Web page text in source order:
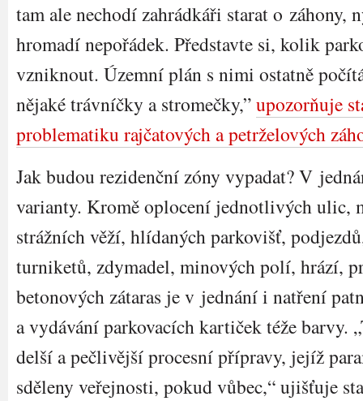
tam ale nechodí zahrádkáři starat o záhony,
hromadí nepořádek. Představte si, kolik
vzniknout. Územní plán s nimi ostatně
nějaké trávníčky a stromečky,”upozorňuje
problematiku rajčatových a petrželových
Jak budou rezidenční zóny vypadat? V
varianty. Kromě oplocení jednotlivých ulic,
strážních věží, hlídaných parkovišť,
turniketů, zdymadel, minových polí, hrází,
betonových zátaras je v jednání i natření
a vydávání parkovacích kartiček téže barvy.
delší a pečlivější procesní přípravy, jejíž
sděleny veřejnosti, pokud vůbec,“ ujišťuje